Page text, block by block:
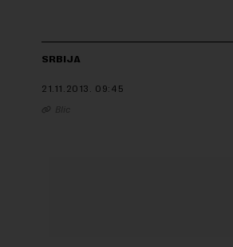
SRBIJA
21.11.2013. 09:45
Blic